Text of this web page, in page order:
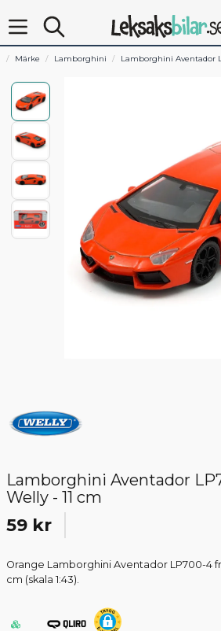
Märke Lamborghini Lamborghini Aventador
Lamborghini Aventador
Welly - 11 cm
59 kr
Orange Lamborghini Aventador LP700-4
cm (skala 1:43).